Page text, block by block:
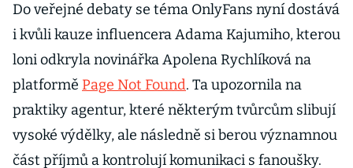
Do veřejné debaty se téma OnlyFans nyní dostává
i kvůli kauze influencera Adama Kajumiho, kterou
loni odkryla novinářka Apolena Rychlíková na
platformě Page Not Found. Ta upozornila na
praktiky agentur, které některým tvůrcům slibují
vysoké výdělky, ale následně si berou významnou
část příjmů a kontrolují komunikaci s fanoušky.